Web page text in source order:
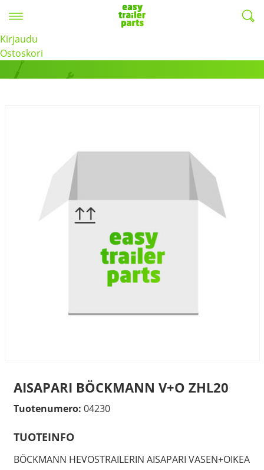
Kirjaudu
Ostoskori
Tuotteet
AISAPARI BÖCKMANN V+O ZHL20
Tuotenumero: 04230
TUOTEINFO
BÖCKMANN HEVOSTRAILERIN AISAPARI VASEN+OIKEA